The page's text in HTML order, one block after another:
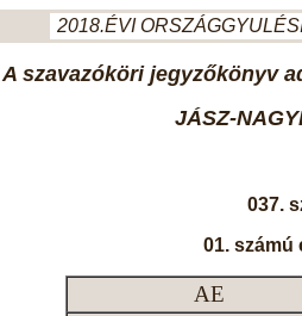
2018.ÉVI
A szavazóköri jegyzőkönyv
JÁSZ-
037.
01. számú
AE